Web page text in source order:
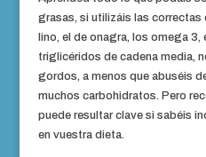
grasas, si utilizáis las correctas
lino, el de onagra, los omega 3,
triglicéridos de cadena media,
gordos, a menos que abuséis
muchos carbohidratos. Pero
puede resultar clave si sabéis
en vuestra dieta.